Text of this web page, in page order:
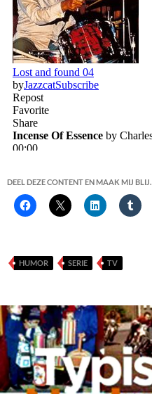
DEEL DEZE CONTENT EN MAAK MIJ BLIJ.
HUMOR SERIE TV